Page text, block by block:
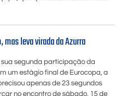
leva virada da Azurra
sua segunda participação da
um estágio final de Eurocopa, a
apenas de 23 segundos
no encontro de sábado, 15 de